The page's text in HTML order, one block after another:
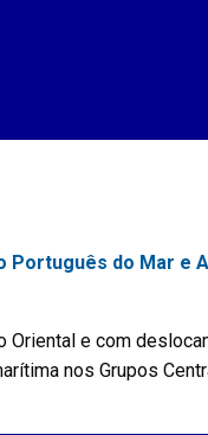
Português do Mar e
e com
nos Grupos